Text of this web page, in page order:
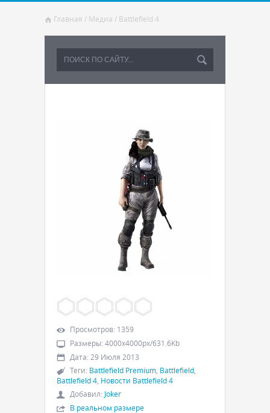
Главная / Медиа / Battlefield 4
Просмотров: 1359
Размеры: 4000x4000px/631.6Kb
Дата: 29 Июля 2013
Теги: Battlefield Premium, Battlefield,
Battlefield 4 Новости Battlefield 4
Добавил: Joker
В реальном размере